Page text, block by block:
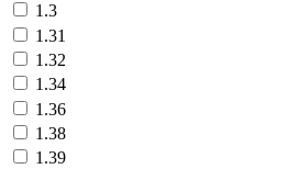
1.3
1.31
1.32
1.34
1.36
1.38
1.39